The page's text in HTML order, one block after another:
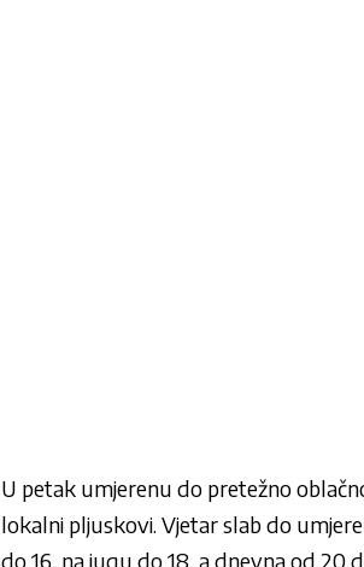
U petak umjerenu do pretežno
lokalni pljuskovi. Vjetar slab do
do 16, na jugu do 18, a dnevna od 20